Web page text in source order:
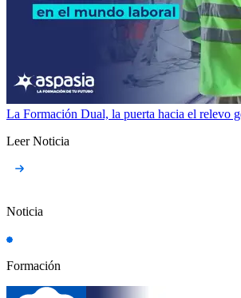
La Formación Dual, la puerta hacia el relevo
Leer Noticia
Noticia
Formación